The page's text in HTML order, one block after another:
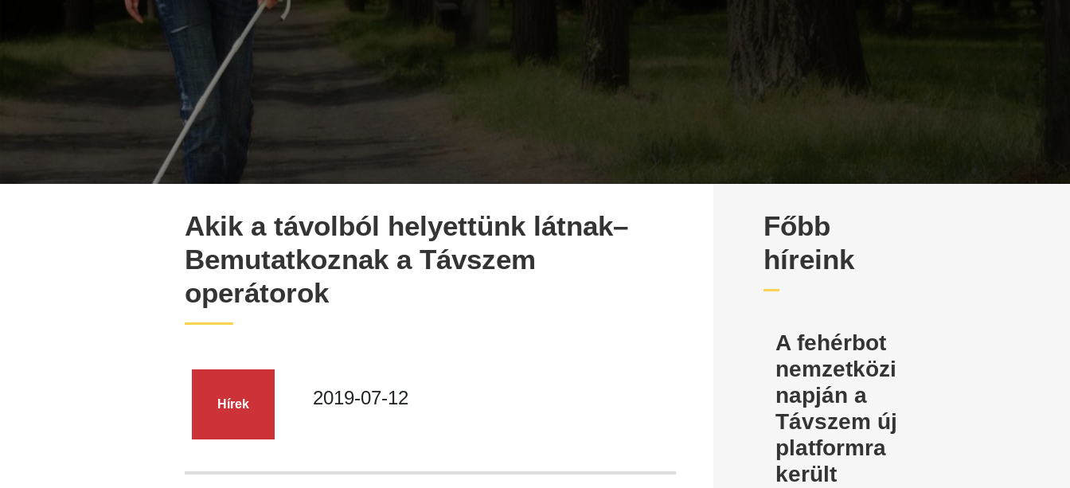
Akik a távolból helyettünk látnak–
Bemutatkoznak a Távszem
operátorok
Hírek 2019-07-12
Főbb
híreink
A fehérbot
nemzetközi
napján a
Távszem új
platformra
került